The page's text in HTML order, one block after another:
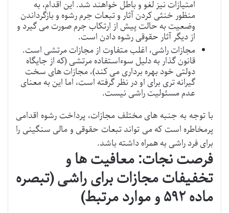
امتیازات نیز لغو و باطل خواهند شد. این اقدام، به
منظور خنثی کردن آثار و تبعات جرم رشوه و بازگرداندن
وضعیت به حالت پیش از ارتکاب جرم صورت می گیرد و
از دیگر آثار حقوقی رشوه دادن است.
مجازات راشی، اغلب متفاوت از مجازات مرتشی است.
قانون گذار به دلیل سوءاستفاده مرتشی (که از جایگاه
دولتی خود بهره برداری می کند)، مجازات های سخت
گیرانه تری برای او در نظر گرفته است، اما این به معنای
عدم مسئولیت راشی نیست.
با توجه به جنبه های مختلف مجازات، پرداخت رشوه اقدامی
پرمخاطره است که می تواند تبعات حقوقی و مالی سنگینی را
برای فرد راشی به همراه داشته باشد.
فرصت نجات: معافیت ها و
تخفیفات مجازات برای راشی (تبصره
ماده ۵۹۲ و موارد مرتبط)